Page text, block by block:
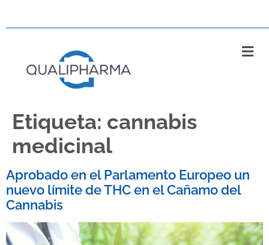
Etiqueta: cannabis
medicinal
Aprobado en el Parlamento Europeo un
nuevo límite de THC en el Cañamo del
Cannabis